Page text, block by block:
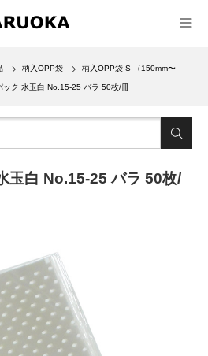
柄入OPP袋 柄入OPP袋 S （150mm〜
ック 水玉白 No.15-25 バラ 50枚/冊
玉白 No.15-25 バラ 50枚/